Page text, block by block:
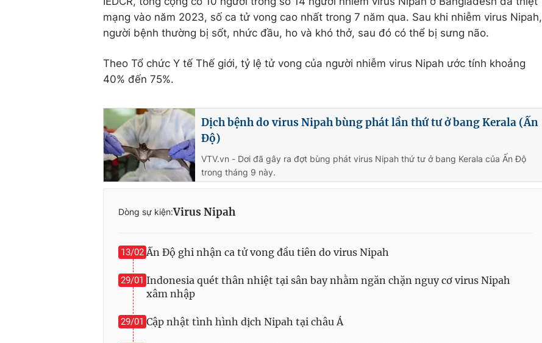
mạng vào năm 2023, số ca tử vong cao nhất trong 7 năm qua. Sau khi nhiễm virus Nipah,
người bệnh thường bị sốt, nhức đầu, ho và khó thở, sau đó có thể bị sưng não.
Theo Tổ chức Y tế Thế giới, tỷ lệ tử vong của người nhiễm virus Nipah ước tính khoảng
40% đến 75%.
Dịch bệnh do virus Nipah bùng phát lần thứ tư ở bang Kerala (Ấn
Độ)
VTV.vn - Dơi đã gây ra đợt bùng phát virus Nipah thứ tư ở bang Kerala của Ấn Độ
trong tháng 9 này.
Dòng sự kiện:Virus Nipah
13/02 Ấn Độ ghi nhận ca tử vong đầu tiên do virus Nipah
29/01 Indonesia quét thân nhiệt tại sân bay nhằm ngăn chặn nguy cơ virus Nipah
xâm nhập
29/01 Cập nhật tình hình dịch Nipah tại châu Á